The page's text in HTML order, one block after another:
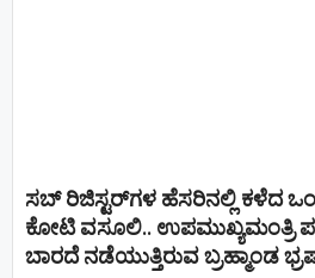
ಸಬ್ ರಿಜಿಸ್ಟರ್​ಗಳ ಹೆಸರಿನಲ್ಲಿ ಕಳೆದ
ಕೋಟಿ ವಸೂಲಿ.. ಉಪಮುಖ್ಯಮಂತ್ರಿ
ಬಾರದೆ ನಡೆಯುತ್ತಿರುವ ಬ್ರಹ್ಮಾಂಡ